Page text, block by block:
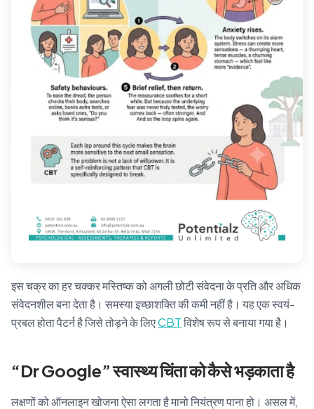
इस चक्र का हर चक्कर मस्तिष्क को अगली छोटी संवेदना के प्रति और अधिक
संवेदनशील बना देता है। समस्या इच्छाशक्ति की कमी नहीं है। यह एक स्वयं-
प्रबल होता पैटर्न है जिसे तोड़ने के लिएCBTविशेष रूप से बनाया गया है।
“Dr Google” स्वास्थ्य चिंता को कैसे भड़काता है
लक्षणों को ऑनलाइन खोजना ऐसा लगता है मानो नियंत्रण पाना हो। असल में,